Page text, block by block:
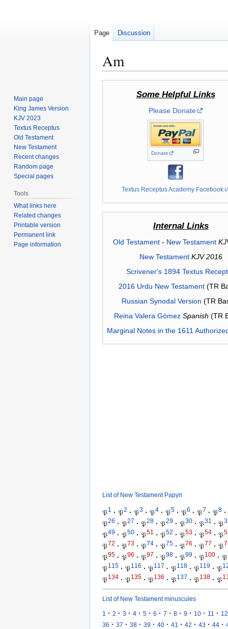
Am
Some Helpful Links
Please Donate
Donate
Textus Receptus Academy Facebook
Internal Links
Old Testament- New Testament
New Testament KJV 2016
Scrivener's 1894 Textus
2016 Urdu New Testament(TR
Russian Synodal Version (TR
Reina Valera Gómez Spanish (TR
Marginal Notes in the 1611
List of New Testament Papyri
𝔓1 · 𝔓2 · 𝔓3 · 𝔓4 · 𝔓5 · 𝔓6 · 𝔓7 · 𝔓8 ·
𝔓26 · 𝔓27 · 𝔓28 · 𝔓29 · 𝔓30 · 𝔓31 · 𝔓
𝔓49 · 𝔓50 · 𝔓51 · 𝔓52 · 𝔓53 · 𝔓54 · 𝔓
𝔓72 · 𝔓73 · 𝔓74 · 𝔓75 · 𝔓76 · 𝔓77 · 𝔓
𝔓95 · 𝔓96 · 𝔓97 · 𝔓98 · 𝔓99 · 𝔓100 · 𝔓
𝔓115 · 𝔓116 · 𝔓117 · 𝔓118 · 𝔓119 · 𝔓
𝔓134 · 𝔓135 · 𝔓136 · 𝔓137 · 𝔓138 · 𝔓
List of New Testament minuscules
1 · 2 · 3 · 4 · 5 · 6 · 7 · 8 · 9 · 10 · 11 · 12
36 · 37 · 38 · 39 · 40 · 41 · 42 · 43 · 44 ·
Page Discussion
Main page
King James Version
KJV 2023
Textus Receptus
Old Testament
New Testament
Recent changes
Random page
Special pages
Tools
What links here
Related changes
Printable version
Permanent link
Page information